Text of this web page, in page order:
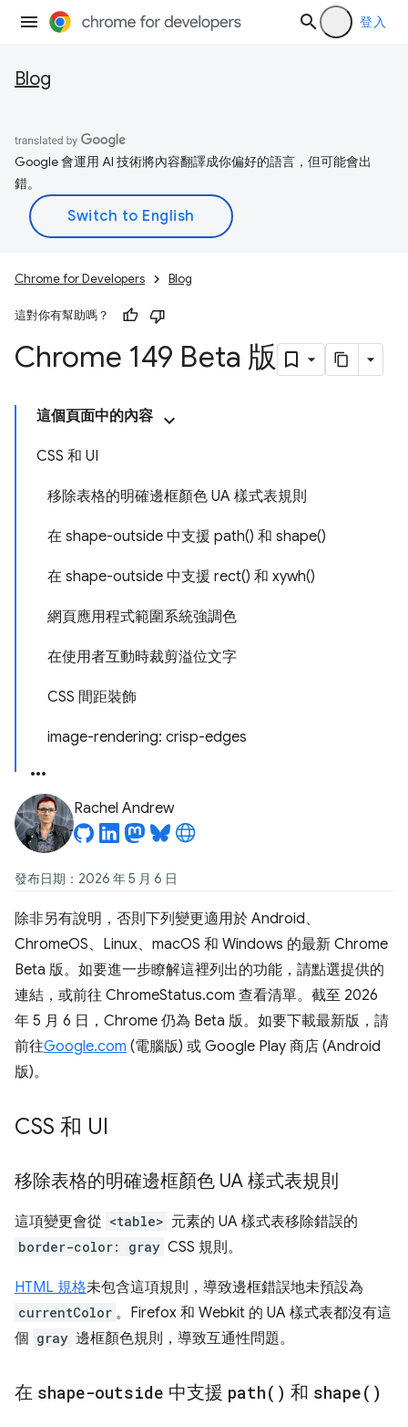
登入
Blog
Google 會運用 AI 技術將內容翻譯成你偏好的語言，但可能會出
錯。
Chrome for Developers Blog
這對你有幫助嗎？
Chrome 149 Beta 版
這個頁面中的內容
CSS 和 UI
移除表格的明確邊框顏色 UA 樣式表規則
在 shape-outside 中支援 path() 和 shape()
在 shape-outside 中支援 rect() 和 xywh()
網頁應用程式範圍系統強調色
在使用者互動時裁剪溢位文字
CSS 間距裝飾
image-rendering: crisp-edges
Rachel Andrew
發布日期：2026 年 5 月 6 日
除非另有說明，否則下列變更適用於 Android、
ChromeOS、Linux、macOS 和 Windows 的最新 Chrome
Beta 版。如要進一步瞭解這裡列出的功能，請點選提供的
連結，或前往 ChromeStatus.com 查看清單。截至 2026
年 5 月 6 日，Chrome 仍為 Beta 版。如要下載最新版，請
前往Google.com (電腦版) 或 Google Play 商店 (Android
版)。
CSS 和 UI
移除表格的明確邊框顏色 UA 樣式表規則
這項變更會從 <table> 元素的 UA 樣式表移除錯誤的
border-color: gray CSS 規則。
HTML 規格未包含這項規則，導致邊框錯誤地未預設為
currentColor 。Firefox 和 Webkit 的 UA 樣式表都沒有這
個 gray 邊框顏色規則，導致互通性問題。
在 shape-outside 中支援 path( ) 和 shape( )